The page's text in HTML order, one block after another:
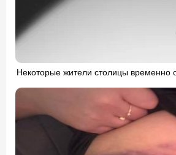
Некоторые жители столицы временно